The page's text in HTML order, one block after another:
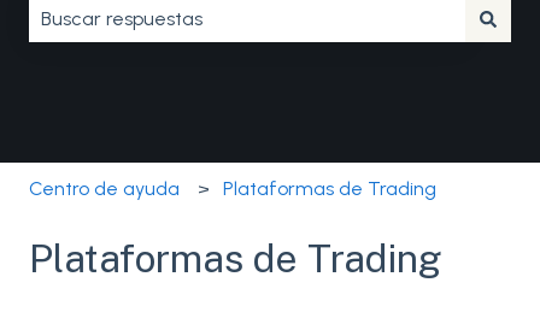
Centro de ayuda Plataformas de Trading
Plataformas de Trading